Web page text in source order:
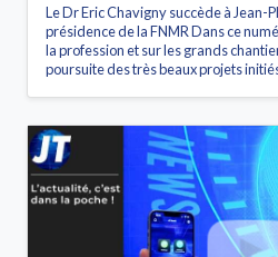
Le Dr Eric Chavigny succède à Jean-
présidence de la FNMR Dans ce
la profession et sur les grands
poursuite des très beaux projets